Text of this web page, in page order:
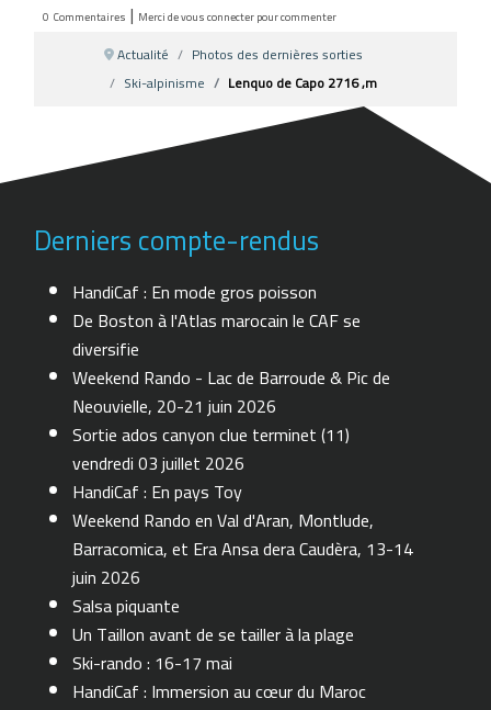
0 Commentaires | Merci de vous connecter pour commenter
Actualité
Photos des dernières sorties
Ski-alpinisme
Lenquo de Capo 2716 ,m
Derniers compte-rendus
HandiCaf : En mode gros poisson
De Boston à l'Atlas marocain le CAF se
diversifie
Weekend Rando - Lac de Barroude & Pic de
Neouvielle, 20-21 juin 2026
Sortie ados canyon clue terminet (11)
vendredi 03 juillet 2026
HandiCaf : En pays Toy
Weekend Rando en Val d'Aran, Montlude,
Barracomica, et Era Ansa dera Caudèra, 13-14
juin 2026
Salsa piquante
Un Taillon avant de se tailler à la plage
Ski-rando : 16-17 mai
HandiCaf : Immersion au cœur du Maroc